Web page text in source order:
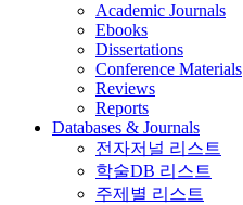
Academic Journals
Ebooks
Dissertations
Conference Materials
Reviews
Reports
Databases & Journals
전자저널 리스트
학술DB 리스트
주제별 리스트